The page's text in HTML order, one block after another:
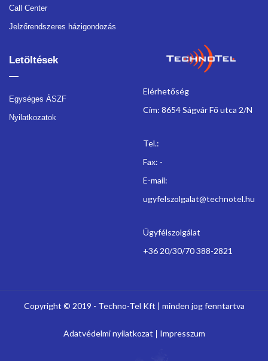
Call Center
Jelzőrendszeres házigondozás
Letöltések
Egységes ÁSZF
Nyilatkozatok
Elérhetőség
Cím: 8654 Ságvár Fő utca 2/N
Tel.:
Fax: -
E-mail:
ugyfelszolgalat@technotel.hu
Ügyfélszolgálat
+36 20/30/70 388-2821
Copyright © 2019 - Techno-Tel Kft | minden jog fenntartva
Adatvédelmi nyilatkozat Impresszum